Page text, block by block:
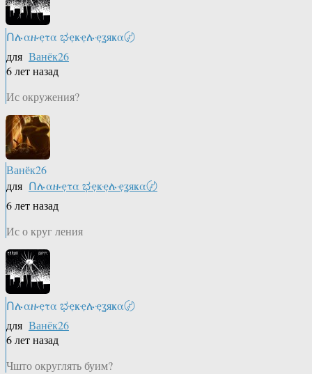
Ոሉαዙҿτα ಭҿҝҿሉҿʓяҝα〄
для Ванёк26
6 лет назад
Ис окружения?
Ванёк26
для Ոሉαዙҿτα ಭҿҝҿሉҿʓяҝα〄
6 лет назад
Ис о круг ления
Ոሉαዙҿτα ಭҿҝҿሉҿʓяҝα〄
для Ванёк26
6 лет назад
Чшто округлять буим?